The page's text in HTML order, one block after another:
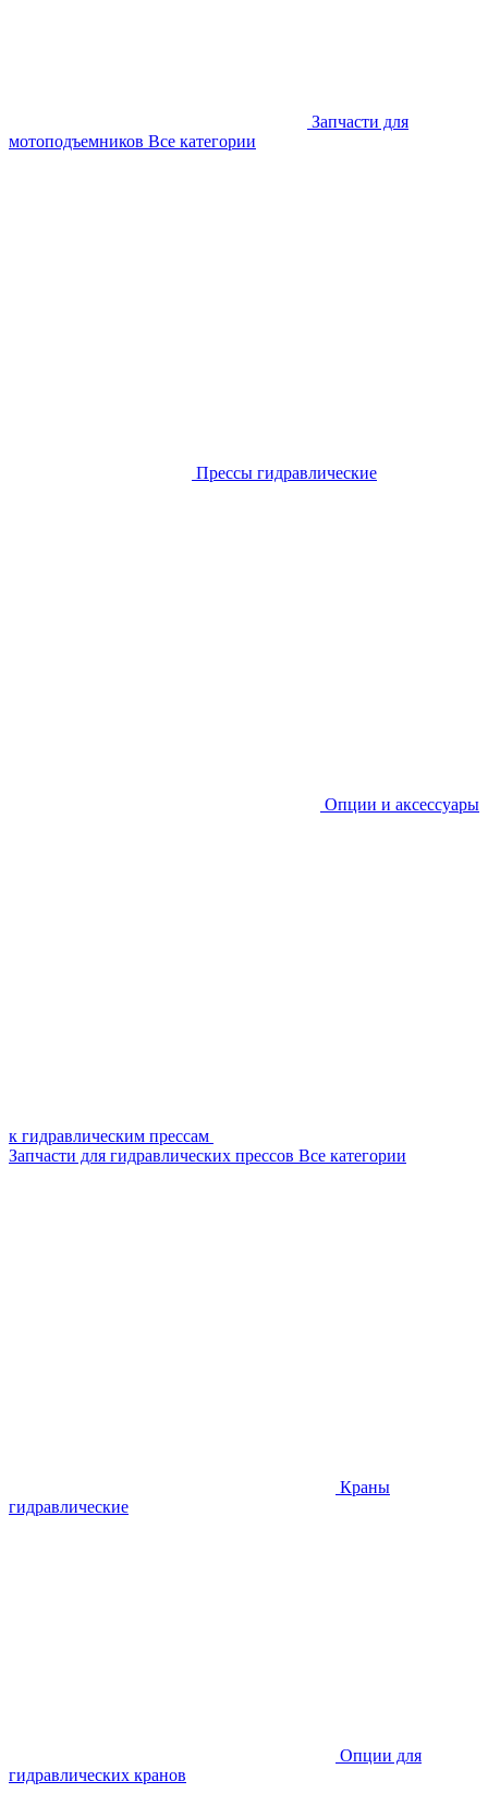
Запчасти для
мотоподъемников Все категории
Прессы гидравлические
Опции и аксессуары
к гидравлическим прессам
Запчасти для гидравлических прессов Все категории
Краны
гидравлические
Опции для
гидравлических кранов